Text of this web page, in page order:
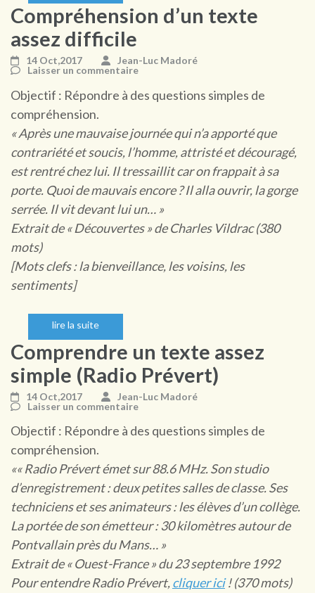
Compréhension d’un texte
assez difficile
14 Oct,2017
Jean-Luc Madoré
Laisser un commentaire
Objectif : Répondre à des questions simples de
compréhension.
« Après une mauvaise journée qui n’a apporté que
contrariété et soucis, l’homme, attristé et découragé,
est rentré chez lui. Il tressaillit car on frappait à sa
porte. Quoi de mauvais encore ? Il alla ouvrir, la gorge
serrée. Il vit devant lui un… »
Extrait de « Découvertes » de Charles Vildrac (380
mots)
[Mots clefs : la bienveillance, les voisins, les
sentiments]
lire la suite
Comprendre un texte assez
simple (Radio Prévert)
14 Oct,2017
Jean-Luc Madoré
Laisser un commentaire
Objectif : Répondre à des questions simples de
compréhension.
«« Radio Prévert émet sur 88.6 MHz. Son studio
d’enregistrement : deux petites salles de classe. Ses
techniciens et ses animateurs : les élèves d’un collège.
La portée de son émetteur : 30 kilomètres autour de
Pontvallain près du Mans… »
Extrait de « Ouest-France » du 23 septembre 1992
Pour entendre Radio Prévert,cliquer ici! (370 mots)